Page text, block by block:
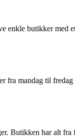
butikker med
fra mandag til
Butikken har alt